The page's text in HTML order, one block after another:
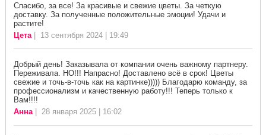
Спасибо, за все! За красивые и свежие цветы. За четкую
доставку. За полученные положительные эмоции! Удачи и
растите!
Цета| 13 сентября 2024 | 19:49
Добрый день! Заказывала от компании очень важному партнеру.
Переживала. НО!!! Напрасно! Доставлено всё в срок! Цветы
свежие и точь-в-точь как на картинке))))) Благодарю команду, за
профессионализм и качественную работу!!! Теперь только к
Вам!!!!
Анна| 28 января 2025 | 16:02